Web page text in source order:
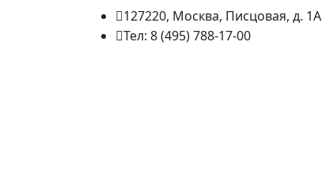
127220, Москва, Писцовая, д. 1А
Тел: 8 (495) 788-17-00